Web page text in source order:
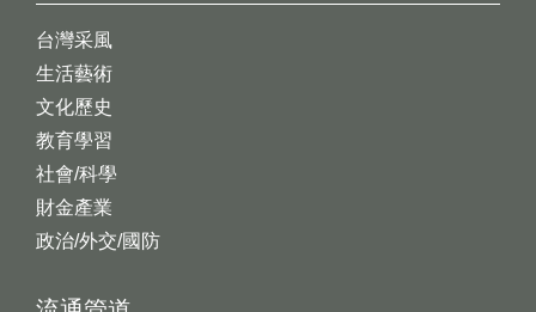
台灣采風
生活藝術
文化歷史
教育學習
社會/科學
財金產業
政治/外交/國防